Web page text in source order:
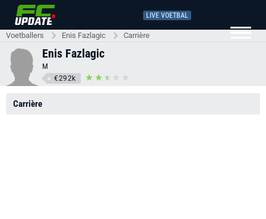
LIVE VOETBAL
Voetballers Enis Fazlagic Carrière
Enis Fazlagic
M
€292k
Carrière